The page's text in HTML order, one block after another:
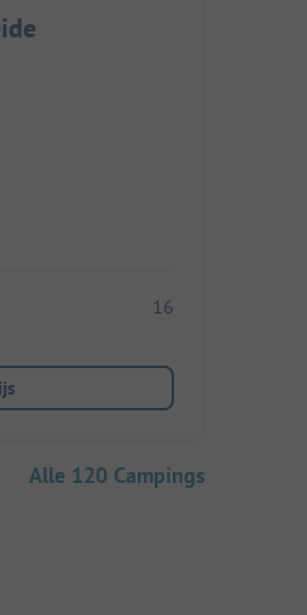
16
Alle 120 Campings